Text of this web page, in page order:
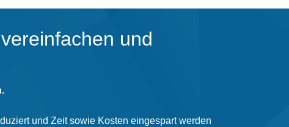
und
und Zeit sowie Kosten eingespart werden